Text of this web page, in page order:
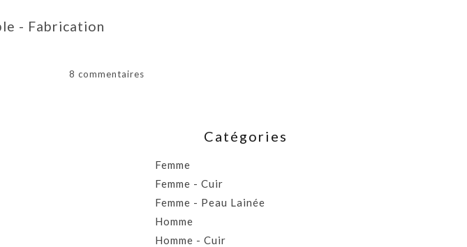
- Fabrication
8 commentaires
Catégories
Femme
Femme - Cuir
Femme - Peau Lainée
Homme
Homme - Cuir